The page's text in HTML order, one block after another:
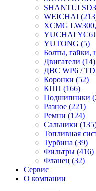
SHANTUI
WEICHAI
XCMG
YUCHAI
YUTONG (5)
Болты, гайки,
Двигатели (14)
ДВС WP6 /
Коронки (52)
КПП (166)
Подшипники
Разное (221)
Ремни (124)
Сальники
Топливная
Турбина (39)
Фильтры (416)
Фланец (32)
Сервис
О компании